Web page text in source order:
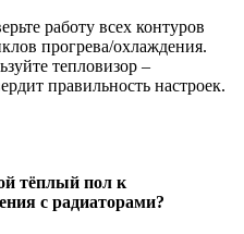
работу всех контуров
прогрева/охлаждения.
тепловизор –
правильность настроек.
тёплый пол к
с радиаторами?